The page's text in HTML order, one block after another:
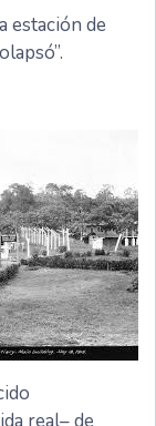
estación de